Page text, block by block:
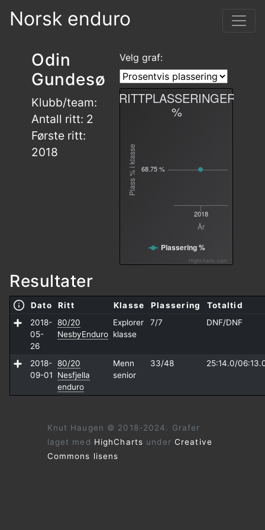
Norsk enduro
Odin
Gundesø
Klubb/team:
Antall ritt: 2
Første ritt:
2018
Velg graf:
År
Plass % i klasse
RITTPLASSERINGER
%
2018
68.75 %
Plassering %
Highcharts.com
Resultater
Dato Ritt Klasse Plassering
Totaltid
2018-
05-
26
80/20
NesbyEnduro
Explorer
klasse
7/7 DNF/DNF
2018-
09-01
80/20
Nesfjella
enduro
Menn
senior
33/48 25:14.0/
Knut Haugen © 2018-2024. Grafer
laget med HighCharts under Creative
Commons lisens